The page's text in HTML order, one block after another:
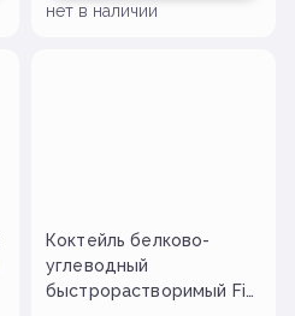
нет в наличии
Коктейль белково-
углеводный
быстрорастворимый Fit